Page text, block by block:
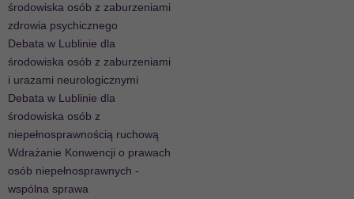
środowiska osób z zaburzeniami
zdrowia psychicznego
Debata w Lublinie dla
środowiska osób z zaburzeniami
i urazami neurologicznymi
Debata w Lublinie dla
środowiska osób z
niepełnosprawnością ruchową
Wdrażanie Konwencji o prawach
osób niepełnosprawnych -
wspólna sprawa